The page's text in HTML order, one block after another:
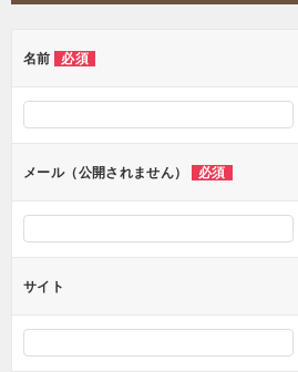
ー
ョ
名前 必須
メール（公開されません） 必須
サイト